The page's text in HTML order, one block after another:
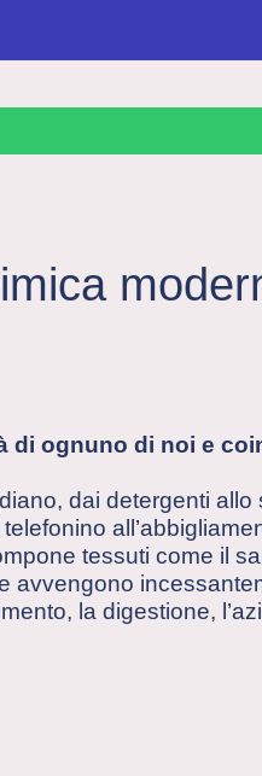
di ognuno di noi e
dai detergenti
tessuti come il
avvengono
la digestione,